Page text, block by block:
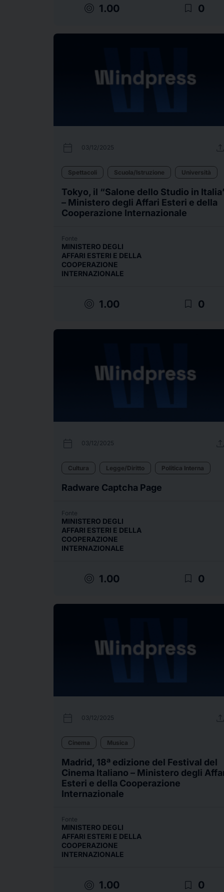
target 1.00 bookmark_border 0
calendar_today 03/12/2025
Spettacoli Scuola/Istruzione Università
Tokyo, il “Salone dello Studio in
– Ministero degli Affari Esteri e della
Cooperazione Internazionale
Fonte
MINISTERO DEGLI
AFFARI ESTERI E DELLA
COOPERAZIONE
INTERNAZIONALE
target 1.00 bookmark_border 0
calendar_today 03/12/2025
Cultura Legge/Diritto Politica Interna
Radware Captcha Page
Fonte
MINISTERO DEGLI
AFFARI ESTERI E DELLA
COOPERAZIONE
INTERNAZIONALE
target 1.00 bookmark_border 0
calendar_today 03/12/2025
Cinema Musica
Madrid, 18ª edizione del Festival del
Cinema Italiano – Ministero degli
Esteri e della Cooperazione
Internazionale
Fonte
MINISTERO DEGLI
AFFARI ESTERI E DELLA
COOPERAZIONE
INTERNAZIONALE
target 1.00 bookmark_border 0